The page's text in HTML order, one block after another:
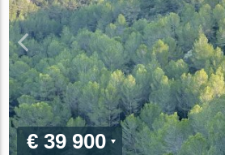
€ 39 900